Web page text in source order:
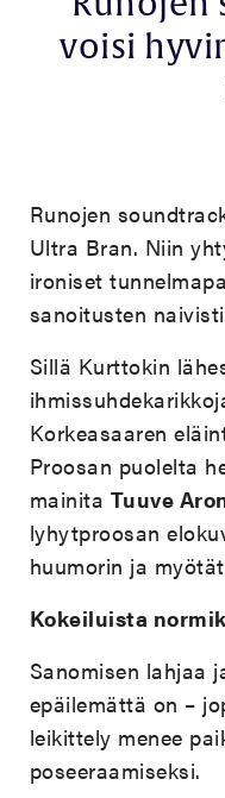
voisi
Runojen
Ultra Bran. Niin
ironiset
sanoitusten
Sillä Kurttokin
Korkeasaaren
Proosan puolelta
mainita Tuuve
lyhytproosan
huumorin ja
Kokeiluista
Sanomisen lahjaa
epäilemättä on –
leikittely menee
poseeraamiseksi.